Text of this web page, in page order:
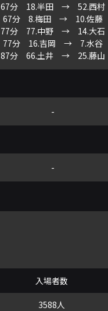
67分 18.半田 → 52.西村
67分 8.梅田 → 10.佐藤
77分 77.中野 → 14.大石
77分 16.吉岡 → 7.水谷
87分 66.土井 → 25.藤山
-
-
入場者数
3588人